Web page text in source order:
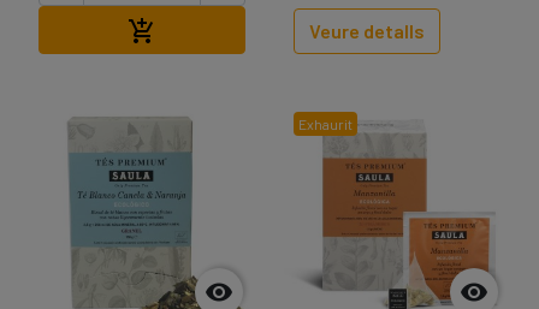
 Afegir a la cistellaVeure detalls

Exhaurit
